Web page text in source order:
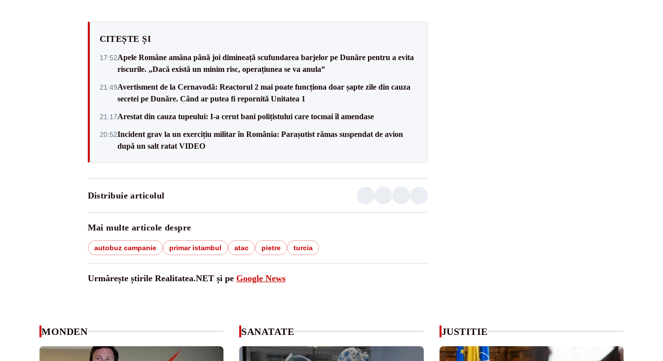
CITEȘTE ȘI
17:52Apele Române amâna până joi dimineață scufundarea barjelor pe Dunăre pentru a evita
riscurile. „Dacă există un minim risc, operațiunea se va anula”
21:49Avertisment de la Cernavodă: Reactorul 2 mai poate funcționa doar șapte zile din cauza
secetei pe Dunăre. Când ar putea fi repornită Unitatea 1
21:17Arestat din cauza tupeului: I-a cerut bani polițistului care tocmai îl amendase
20:52Incident grav la un exercițiu militar în România: Parașutist rămas suspendat de avion
după un salt ratat VIDEO
Distribuie articolul
Mai multe articole despre
autobuz campanie primar istambul atac pietre turcia
Urmărește știrile Realitatea.NET și pe Google News
MONDEN SANATATE JUSTITIE